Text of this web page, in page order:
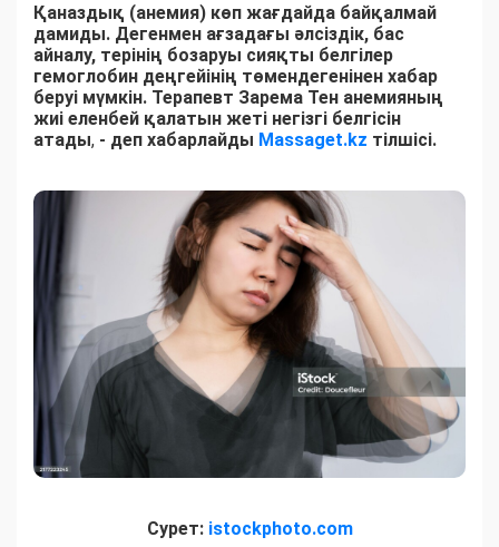
Қаназдық (анемия) көп жағдайда байқалмай
дамиды. Дегенмен ағзадағы әлсіздік, бас
айналу, терінің бозаруы сияқты белгілер
гемоглобин деңгейінің төмендегенінен хабар
беруі мүмкін. Терапевт Зарема Тен анемияның
жиі еленбей қалатын жеті негізгі белгісін
атады, - деп хабарлайды Massaget.kz тілшісі.
Сурет: istockphoto.com